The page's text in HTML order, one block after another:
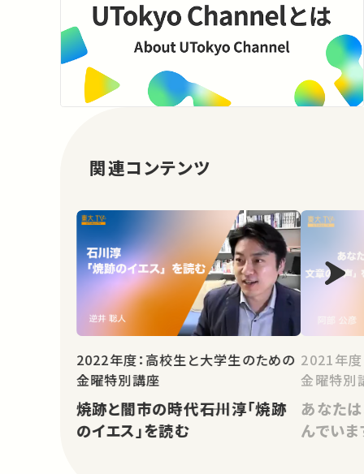
関連コンテンツ
2022年度：高校生と大学生のための
金曜特別講座
焼跡と闇市の時代――石川淳「焼跡
のイエス」を読む
2021年度
金曜特別
あなた
んでいま